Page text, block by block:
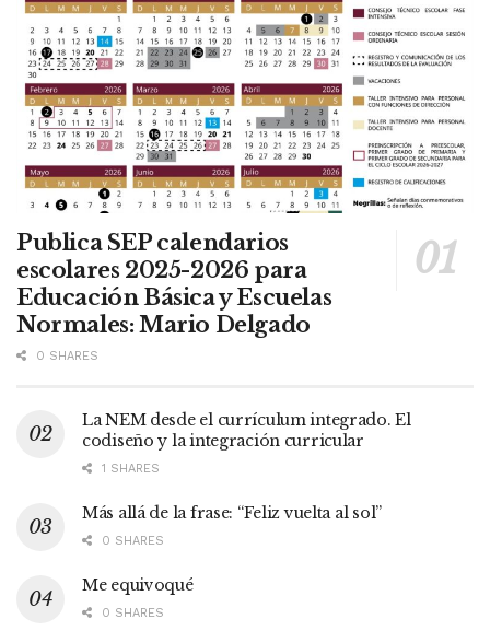
Publica SEP calendarios
escolares 2025-2026 para
Educación Básica y Escuelas
Normales: Mario Delgado
0 SHARES
La NEM desde el currículum integrado. El
codiseño y la integración curricular
1 SHARES
Más allá de la frase: “Feliz vuelta al sol”
0 SHARES
Me equivoqué
0 SHARES